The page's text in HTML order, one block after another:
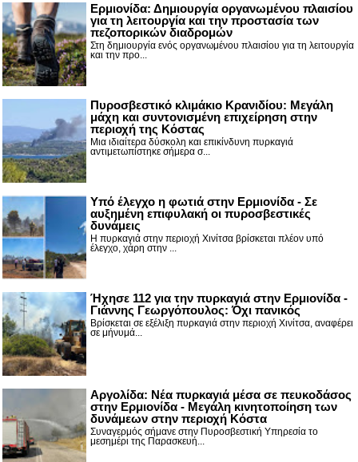
Ερμιονίδα: Δημιουργία οργανωμένου πλαισίου
για τη λειτουργία και την προστασία των
πεζοπορικών διαδρομών
Στη δημιουργία ενός οργανωμένου πλαισίου για τη λειτουργία
και την προ...
Πυροσβεστικό κλιμάκιο Κρανιδίου: Μεγάλη
μάχη και συντονισμένη επιχείρηση στην
περιοχή της Κόστας
Μια ιδιαίτερα δύσκολη και επικίνδυνη πυρκαγιά
αντιμετωπίστηκε σήμερα σ...
Υπό έλεγχο η φωτιά στην Ερμιονίδα - Σε
αυξημένη επιφυλακή οι πυροσβεστικές
δυνάμεις
Η πυρκαγιά στην περιοχή Χινίτσα βρίσκεται πλέον υπό
έλεγχο, χάρη στην ...
Ήχησε 112 για την πυρκαγιά στην Ερμιονίδα -
Γιάννης Γεωργόπουλος: Όχι πανικός
Βρίσκεται σε εξέλιξη πυρκαγιά στην περιοχή Χινίτσα, αναφέρει
σε μήνυμά...
Αργολίδα: Νέα πυρκαγιά μέσα σε πευκοδάσος
στην Ερμιονίδα - Μεγάλη κινητοποίηση των
δυνάμεων στην περιοχή Κόστα
Συναγερμός σήμανε στην Πυροσβεστική Υπηρεσία το
μεσημέρι της Παρασκευή...